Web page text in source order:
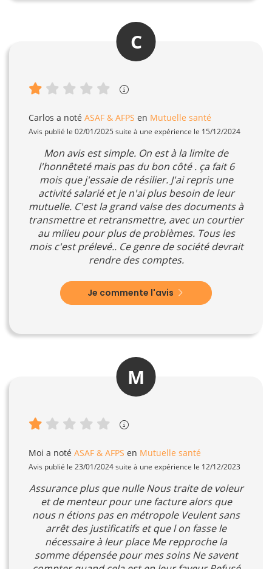
C
Carlos a noté ASAF & AFPS en Mutuelle santé
Avis publié le 02/01/2025 suite à une expérience le 15/12/2024
Mon avis est simple. On est à la limite de
l'honnêteté mais pas du bon côté . ça fait 6
mois que j'essaie de résilier. J'ai repris une
activité salarié et je n'ai plus besoin de leur
mutuelle. C'est la grand valse des documents à
transmettre et retransmettre, avec un courtier
au milieu pour plus de problèmes. Tous les
mois c'est prélevé.. Ce genre de société devrait
rendre des comptes.
Je commente l'avis
M
Moi a noté ASAF & AFPS en Mutuelle santé
Avis publié le 23/01/2024 suite à une expérience le 12/12/2023
Assurance plus que nulle Nous traite de voleur
et de menteur pour une facture alors que
nous n étions pas en métropole Veulent sans
arrêt des justificatifs et que l on fasse le
nécessaire à leur place Me repproche la
somme dépensée pour mes soins Ne savent